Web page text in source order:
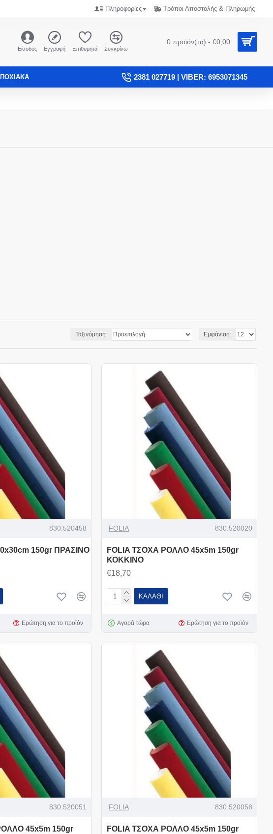
Πληροφορίες Τρόποι Αποστολής & Πληρωμής
Είσοδος Εγγραφή Επιθυμητά Συγκρίνω
0 προϊόν(τα) - €0,00
2381 027719 | VIBER: 6953071345
Ταξινόμηση: Εμφάνιση:
830.520458
150gr ΠΡΑΣΙΝΟ
Ερώτηση για το προϊόν
FOLIA 830.520020
FOLIA ΤΣΟΧΑ ΡΟΛΛΟ 45x5m 150gr
ΚΟΚΚΙΝΟ
€18,70
ΚΑΛΆΘΙ
Αγορά τώρα Ερώτηση για το προϊόν
830.520051
45x5m 150gr
FOLIA 830.520058
FOLIA ΤΣΟΧΑ ΡΟΛΛΟ 45x5m 150gr